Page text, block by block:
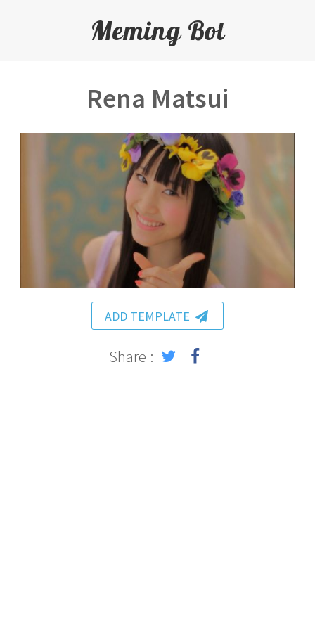
Meming Bot
Rena Matsui
ADD TEMPLATE
Share :